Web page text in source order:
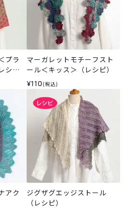
プラ
シ
マーガレットモチーフスト
ール＜キッス＞（レシピ）
¥110 (税込)
アク
ジグザグエッジストール
（レシピ）